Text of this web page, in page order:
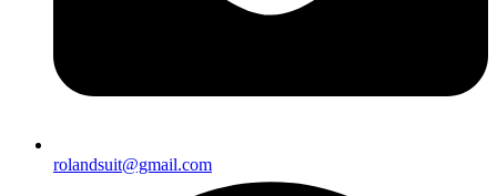
rolandsuit@gmail.com